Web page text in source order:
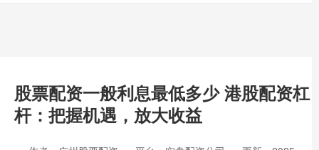
股票配资一般利息最低多少 港股配资杠
杆：把握机遇，放大收益